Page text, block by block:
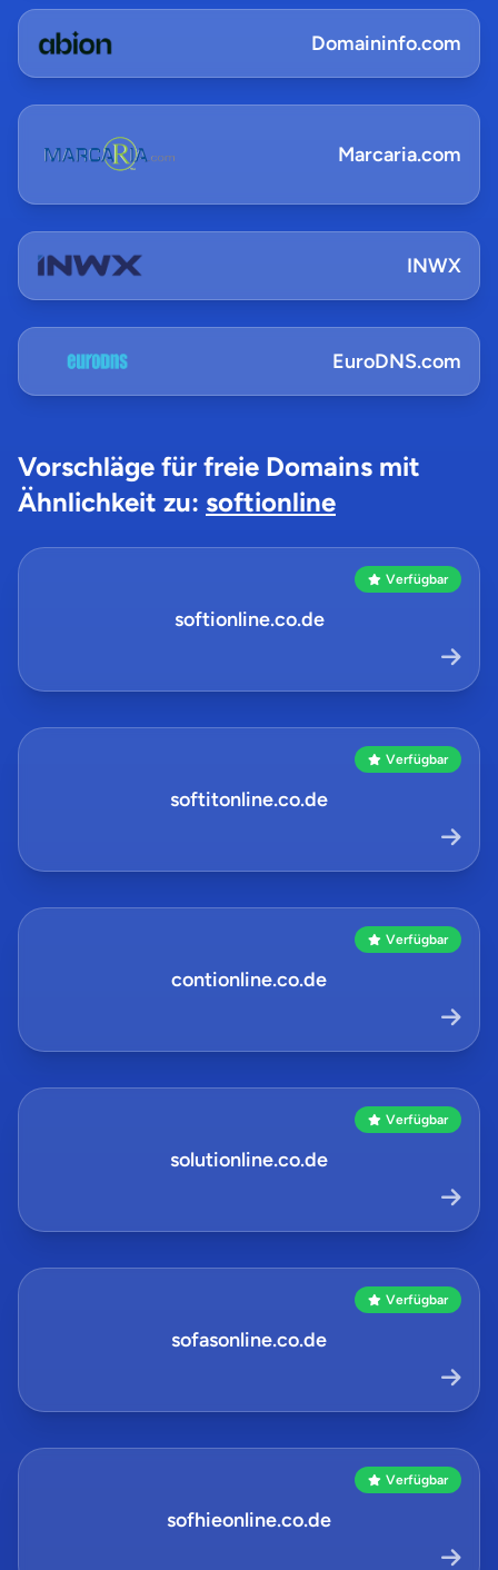
Domaininfo.com
Marcaria.com
INWX
EuroDNS.com
Vorschläge für freie Domains mit
Ähnlichkeit zu: softionline
Verfügbar
softionline.co.de
Verfügbar
softitonline.co.de
Verfügbar
contionline.co.de
Verfügbar
solutionline.co.de
Verfügbar
sofasonline.co.de
Verfügbar
sofhieonline.co.de